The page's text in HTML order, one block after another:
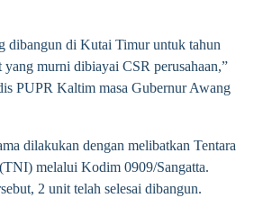
dibangun di Kutai Timur untuk tahun
murni dibiayai CSR perusahaan,”
PUPR Kaltim masa Gubernur Awang
dilakukan dengan melibatkan Tentara
melalui Kodim 0909/Sangatta.
2 unit telah selesai dibangun.